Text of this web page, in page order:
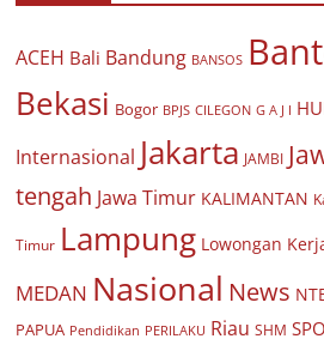
ACEH Bali Bandung BANSOS
Bekasi Bogor BPJS CILEGON G A J I
Internasional Jakarta JAMBI
tengah Jawa Timur KALIMANTAN
Timur Lampung Lowongan
MEDAN Nasional News
PAPUA Pendidikan PERILAKU Riau SHM